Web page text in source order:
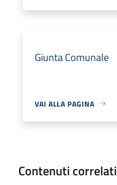
Giunta Comunale
VAI ALLA PAGINA
Contenuti correlati